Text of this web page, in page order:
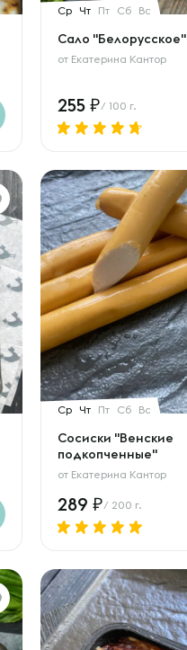
Ср Чт Пт Сб Вс
Сало "Белорусское"
от Екатерина Кантор
255 / 100 г.
Ср Чт Пт Сб Вс
Сосиски "Венские
подкопченные"
от Екатерина Кантор
289 / 200 г.